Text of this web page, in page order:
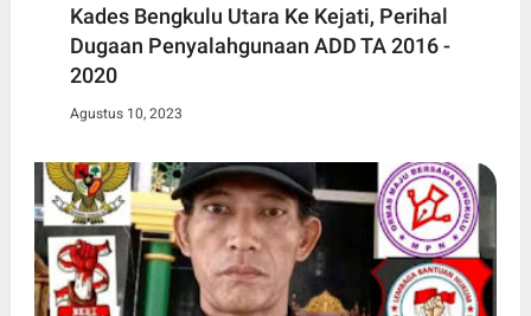
Kades Bengkulu Utara Ke Kejati, Perihal
Dugaan Penyalahgunaan ADD TA 2016 -
2020
Agustus 10, 2023